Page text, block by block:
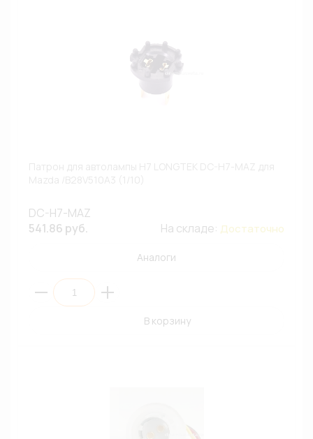
DC-H7-MAZ
541.86 руб.
На складе: Достаточно
Аналоги
В корзину